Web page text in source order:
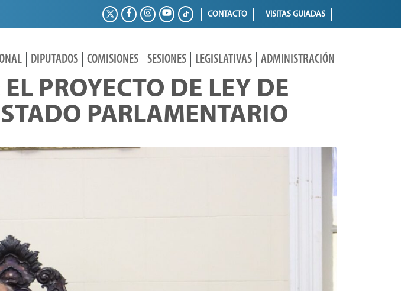
CONTACTO VISITAS GUIADAS
DIPUTADOS COMISIONES SESIONES LEGISLATIVAS ADMINISTRACIÓN
PROYECTO DE LEY DE
PARLAMENTARIO